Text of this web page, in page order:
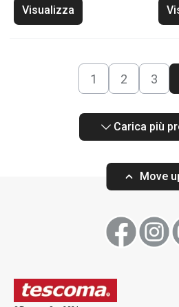
Visualizza
1 2 3
Carica più
Move